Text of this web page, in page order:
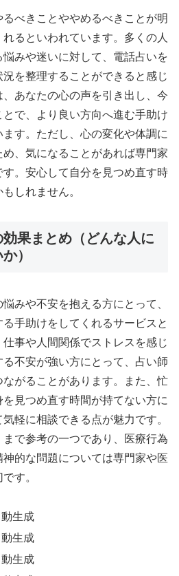
べきことややめるべきことが明
るといわれています。多くの人
みや迷いに対して、電話占いを
を整理することができると感じ
あなたの心の声を引き出し、今
で、より良い方向へ進む手助け
す。ただし、心の変化や体調に
、気になることがあれば専門家
。安心して自分を見つめ直す時
しれません。
果まとめ（どんな人に
）
みや不安を抱える方にとって、
手助けをしてくれるサービスと
事や人間関係でストレスを感じ
不安が強い方にとって、占い師
がることがあります。また、忙
見つめ直す時間が持てない方に
軽に相談できる点が魅力です。
で参考の一つであり、医療行為
的な問題については専門家や医
す。
生成
生成
生成